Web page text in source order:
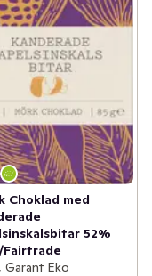
Choklad med
52%
Fairtrade
Garant Eko